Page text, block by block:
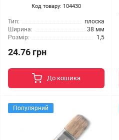
Код товару: 104430
Тип:
плоска
Ширина:
38 мм
Розмір:
1,5
24.76 грн
До кошика
Популярний